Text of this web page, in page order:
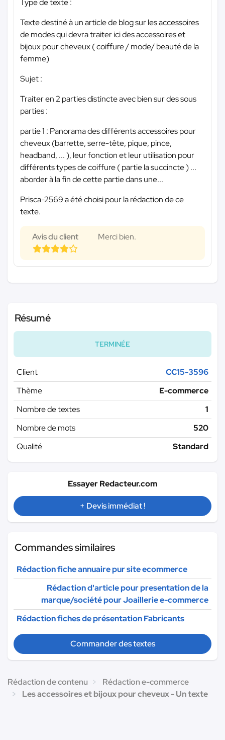
Texte destiné à un article de blog sur les accessoires
de modes qui devra traiter ici des accessoires et
bijoux pour cheveux ( coiffure / mode/ beauté de la
femme)
Sujet :
Traiter en 2 parties distincte avec bien sur des sous
parties :
partie 1 : Panorama des différents accessoires pour
cheveux (barrette, serre-tête, pique, pince,
headband, ... ), leur fonction et leur utilisation pour
différents types de coiffure ( partie la succincte ) ...
aborder à la fin de cette partie dans une...
Prisca-2569 a été choisi pour la rédaction de ce
texte.
Avis du client Merci bien.
Résumé
TERMINÉE
Client
CC15-3596
Thème
E-commerce
Nombre de textes
1
Nombre de mots
520
Qualité
Standard
Essayer Redacteur.com
+ Devis immédiat !
Commandes similaires
Rédaction fiche annuaire pur site ecommerce
Rédaction d'article pour presentation de la
marque/société pour Joaillerie e-commerce
Rédaction fiches de présentation Fabricants
Commander des textes
Rédaction de contenu
Rédaction e-commerce
Les accessoires et bijoux pour cheveux - Un texte